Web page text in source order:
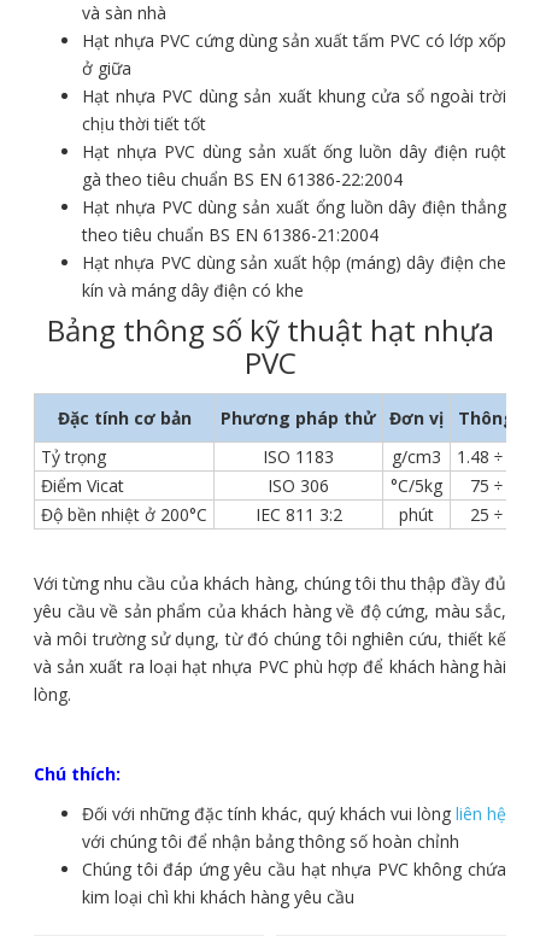
và sàn nhà
Hạt nhựa PVC cứng dùng sản xuất tấm PVC có lớp xốp
ở giữa
Hạt nhựa PVC dùng sản xuất khung cửa sổ ngoài trời
chịu thời tiết tốt
Hạt nhựa PVC dùng sản xuất ống luồn dây điện ruột
gà theo tiêu chuẩn BS EN 61386-22:2004
Hạt nhựa PVC dùng sản xuất ổng luồn dây điện thẳng
theo tiêu chuẩn BS EN 61386-21:2004
Hạt nhựa PVC dùng sản xuất hộp (máng) dây điện che
kín và máng dây điện có khe
Bảng thông số kỹ thuật hạt nhựa
PVC
Đặc tính cơ bản Phương pháp thử Đơn vị
Thông số
Tỷ trọng
ISO 1183 g/cm3
1.48 ÷ 1.60
Điểm Vicat
ISO 306 °C/5kg
75 ÷ 80
Độ bền nhiệt ở 200°C
IEC 811 3:2 phút 25 ÷ 35
Với từng nhu cầu của khách hàng, chúng tôi thu thập đầy đủ
yêu cầu về sản phẩm của khách hàng về độ cứng, màu sắc,
và môi trường sử dụng, từ đó chúng tôi nghiên cứu, thiết kế
và sản xuất ra loại hạt nhựa PVC phù hợp để khách hàng hài
lòng.
Chú thích:
Đối với những đặc tính khác, quý khách vui lòng liên hệ
với chúng tôi để nhận bảng thông số hoàn chỉnh
Chúng tôi đáp ứng yêu cầu hạt nhựa PVC không chứa
kim loại chì khi khách hàng yêu cầu